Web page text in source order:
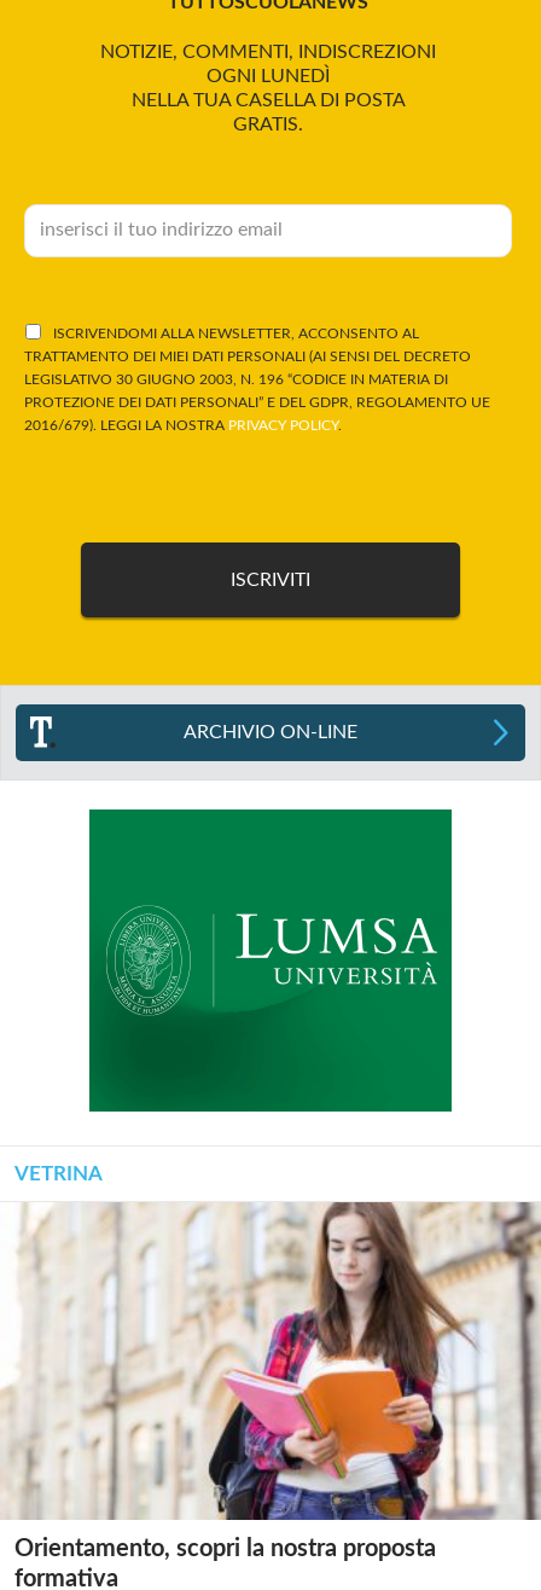
NOTIZIE, COMMENTI, INDISCREZIONI
OGNI LUNEDÌ
NELLA TUA CASELLA DI POSTA
GRATIS.
ISCRIVENDOMI ALLA NEWSLETTER, ACCONSENTO AL
TRATTAMENTO DEI MIEI DATI PERSONALI (AI SENSI DEL DECRETO
LEGISLATIVO 30 GIUGNO 2003, N. 196 “CODICE IN MATERIA DI
PROTEZIONE DEI DATI PERSONALI” E DEL GDPR, REGOLAMENTO UE
2016/679). LEGGI LA NOSTRA PRIVACY POLICY.
ARCHIVIO ON-LINE
VETRINA
Orientamento, scopri la nostra proposta
formativa